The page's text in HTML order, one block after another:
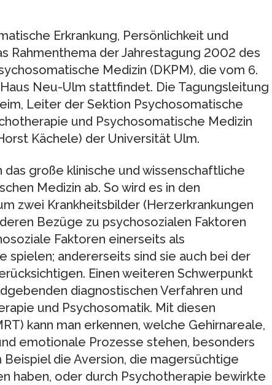
Erkrankung, Persönlichkeit und
Rahmenthema der Jahrestagung 2002 des
Medizin (DKPM), die vom 6.
Haus Neu-Ulm stattfindet. Die Tagungsleitung
Leiter der Sektion Psychosomatische
und Psychosomatische Medizin
Kächele) der Universität Ulm.
große klinische und wissenschaftliche
Medizin ab. So wird es in den
zwei Krankheitsbilder (Herzerkrankungen
Bezüge zu psychosozialen Faktoren
Faktoren einerseits als
spielen; andererseits sind sie auch bei der
Einen weiteren Schwerpunkt
diagnostischen Verfahren und
und Psychosomatik. Mit diesen
kann man erkennen, welche Gehirnareale,
emotionale Prozesse stehen, besonders
Beispiel die Aversion, die magersüchtige
haben, oder durch Psychotherapie bewirkte